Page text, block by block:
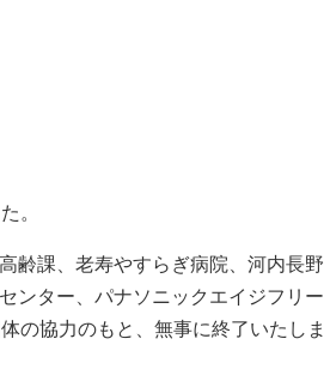
。
齢課、老寿やすらぎ病院、河内長野
ンター、パナソニックエイジフリー
の協力のもと、無事に終了いたしま